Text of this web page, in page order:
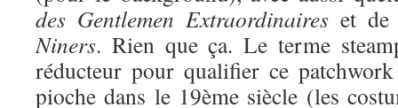
des Gentlemen Extraordinaireset
Niners. Rien que ça. Le terme
réducteur pour qualifier ce
pioche dans le 19ème siècle (les